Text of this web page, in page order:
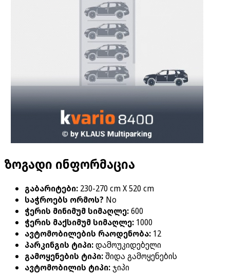
ზოგადი ინფორმაცია
გაბარიტები: 230-270 cm X 520 cm
საჭროებს ორმოს? No
ჭერის მინიმუმ სიმაღლე:600
ჭერის მაქსიმუმ სიმაღლე: 1000
ავტომობილების რაოდენობა: 12
პარკინგის ტიპი:დამოუკიდებელი
გამოყენების ტიპი:შიდა გამოყენების
ავტომობილის ტიპი:ჯიპი